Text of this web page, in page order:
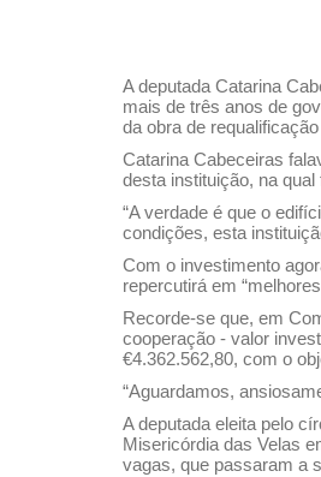
A deputada Catarina
mais de três anos de
da obra de
Catarina Cabeceiras
desta instituição, na
“A verdade é que o
condições, esta
Com o investimento
repercutirá em
Recorde-se que, em
cooperação - valor
€4.362.562,80, com o
“Aguardamos,
A deputada eleita pelo
Misericórdia das Velas
vagas, que passaram a